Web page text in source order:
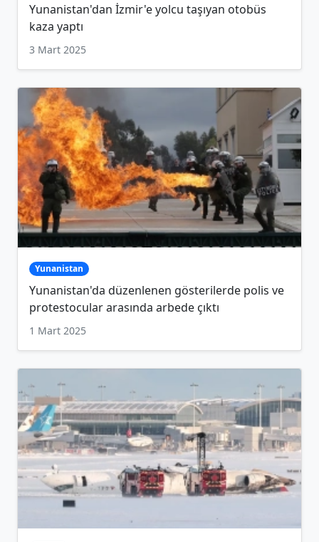
Yunanistan'dan İzmir'e yolcu taşıyan otobüs
kaza yaptı
3 Mart 2025
Yunanistan
Yunanistan'da düzenlenen gösterilerde polis ve
protestocular arasında arbede çıktı
1 Mart 2025